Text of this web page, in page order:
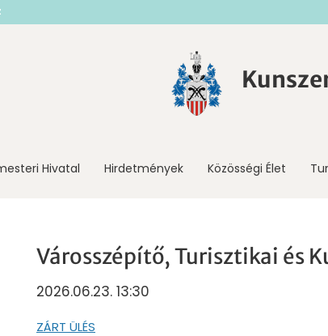
Hivatal Hirdetmények Közösségi Élet
Városszépítő, Turisztikai és
2026.06.23. 13:30
ZÁRT ÜLÉS